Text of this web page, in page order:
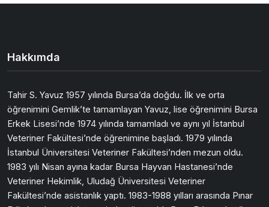
Hakkımda
Tahir S. Yavuz 1957 yılında Bursa’da doğdu. İlk ve orta
öğrenimini Gemlik’te tamamlayan Yavuz, lise öğrenimini Bursa
Erkek Lisesi’nde 1974 yılında tamamladı ve aynı yıl İstanbul
Veteriner Fakültesi’nde öğrenimine başladı. 1979 yılında
İstanbul Üniversitesi Veteriner Fakültesi’nden mezun oldu.
1983 yılı Nisan ayına kadar Bursa Hayvan Hastanesi’nde
Veteriner Hekimlik, Uludağ Üniversitesi Veteriner
Fakültesi’nde asistanlık yaptı. 1983-1988 yılları arasında Pınar